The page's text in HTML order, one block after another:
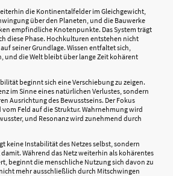
die Kontinentalfelder im Gleichgewicht,
über den Planeten, und die Bauwerke
empfindliche Knotenpunkte. Das System trägt
diese Phase. Hochkulturen entstehen nicht
seiner Grundlage. Wissen entfaltet sich,
und die Welt bleibt über lange Zeit kohärent
beginnt sich eine Verschiebung zu zeigen.
im Sinne eines natürlichen Verlustes, sondern
Ausrichtung des Bewusstseins. Der Fokus
Feld auf die Struktur. Wahrnehmung wird
und Resonanz wird zunehmend durch
keine Instabilität des Netzes selbst, sondern
Während das Netz weiterhin als kohärentes
beginnt die menschliche Nutzung sich davon zu
mehr ausschließlich durch Mitschwingen